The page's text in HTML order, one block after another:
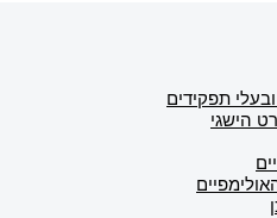
תפקידים
הישגי